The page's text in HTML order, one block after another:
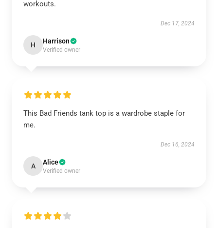
workouts.
Dec 17, 2024
H Harrison
Verified owner
This Bad Friends tank top is a wardrobe staple for
me.
Dec 16, 2024
A Alice
Verified owner